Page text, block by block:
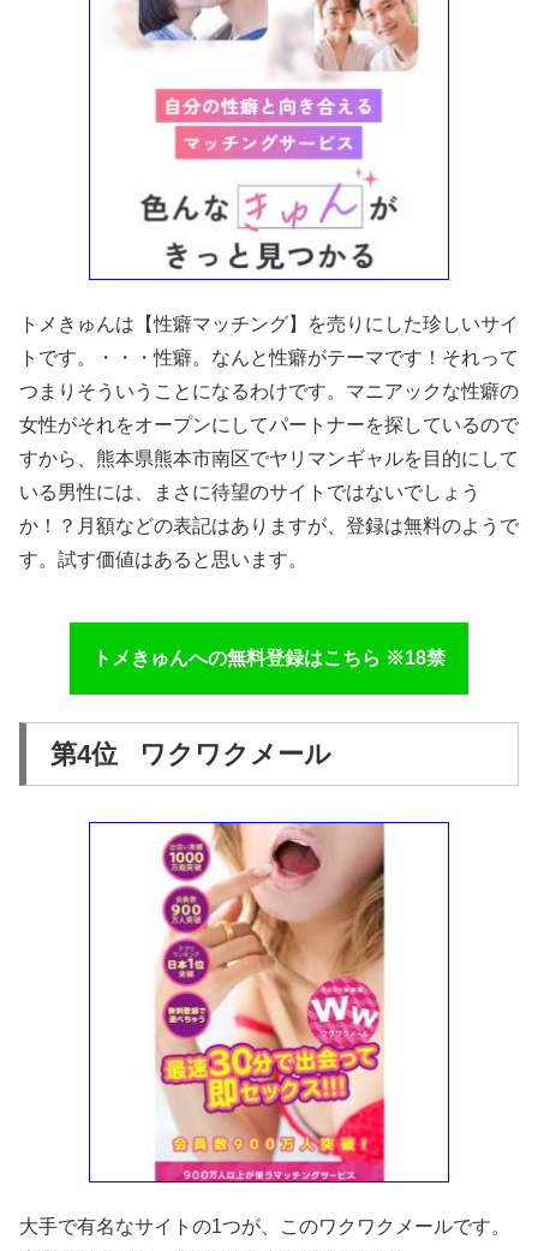
トメきゅんは【性癖マッチング】を売りにした珍しいサイ
トです。・・・性癖。なんと性癖がテーマです！それって
つまりそういうことになるわけです。マニアックな性癖の
女性がそれをオープンにしてパートナーを探しているので
すから、熊本県熊本市南区でヤリマンギャルを目的にして
いる男性には、まさに待望のサイトではないでしょう
か！？月額などの表記はありますが、登録は無料のようで
す。試す価値はあると思います。
トメきゅんへの無料登録はこちら ※18禁
第4位 ワクワクメール
大手で有名なサイトの1つが、このワクワクメールです。